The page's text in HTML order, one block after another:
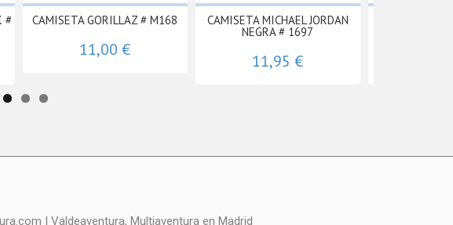
# CAMISETA GORILLAZ # M168
11,00 €
CAMISETA MICHAEL JORDAN
NEGRA # 1697
11,95 €